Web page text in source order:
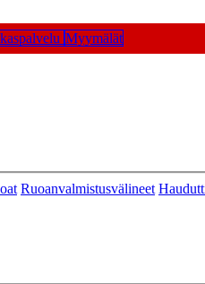
Myymälät
Ruoanvalmistusvälineet